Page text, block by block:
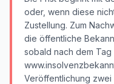
oder, wenn diese
Zustellung. Zum
die öffentliche
sobald nach dem
Veröffentlichung